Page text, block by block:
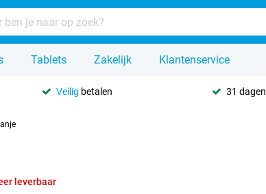
Tablets Zakelijk Klantenservice
Veilig betalen 31 dagen
leverbaar